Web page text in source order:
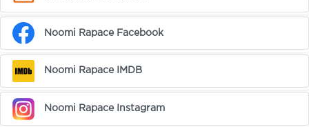
Noomi Rapace Facebook
Noomi Rapace IMDB
Noomi Rapace Instagram